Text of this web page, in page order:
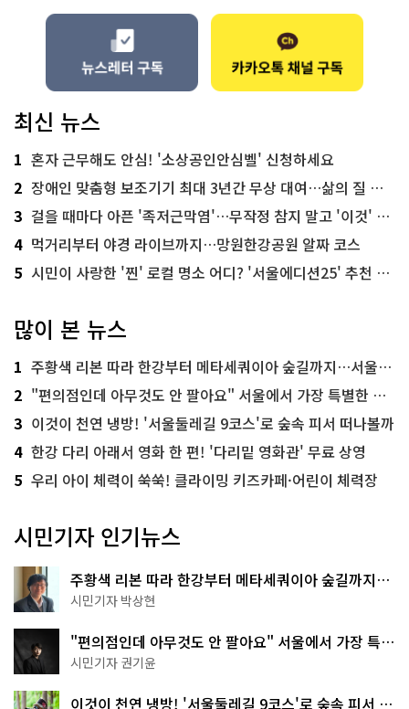
최신 뉴스
1 혼자 근무해도 안심! '소상공인안심벨' 신청하세요
2 장애인 맞춤형 보조기기 최대 3년간 무상 대여…삶의 질 높인다
3 걸을 때마다 아픈 '족저근막염'…무작정 참지 말고 '이것' 해보세요!
4 먹거리부터 야경 라이브까지…망원한강공원 알짜 코스
5 시민이 사랑한 '찐' 로컬 명소 어디? '서울에디션25' 추천 코스
많이 본 뉴스
1 주황색 리본 따라 한강부터 메타세쿼이아 숲길까지…서울둘레길 15코스
2 "편의점인데 아무것도 안 팔아요" 서울에서 가장 특별한 편의점의 정체
3 이것이 천연 냉방! '서울둘레길 9코스'로 숲속 피서 떠나볼까
4 한강 다리 아래서 영화 한 편! '다리밑 영화관' 무료 상영
5 우리 아이 체력이 쑥쑥! 클라이밍 키즈카페·어린이 체력장
시민기자 인기뉴스
주황색 리본 따라 한강부터 메타세쿼이아 숲길까지…
서울둘레길 15코스
시민기자 박상현
"편의점인데 아무것도 안 팔아요" 서울에서 가장 특별
한 편의점의 정체
시민기자 권기윤
이것이 천연 냉방! '서울둘레길 9코스'로 숲속 피서 떠